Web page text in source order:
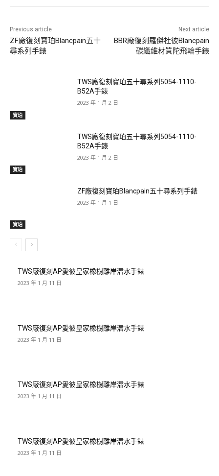
Previous article
ZF廠復刻寶珀Blancpain五十
尋系列手錶
Next article
BBR廠復刻羅傑杜彼Blancpain
碳纖維材質陀飛輪手錶
寶珀
TWS廠復刻寶珀五十尋系列5054-1110-
B52A手錶
2023 年 1 月 2 日
寶珀
TWS廠復刻寶珀五十尋系列5054-1110-
B52A手錶
2023 年 1 月 2 日
寶珀
ZF廠復刻寶珀Blancpain五十尋系列手錶
2023 年 1 月 1 日
TWS廠復刻AP愛彼皇家橡樹離岸潜水手錶
2023 年 1 月 11 日
TWS廠復刻AP愛彼皇家橡樹離岸潜水手錶
2023 年 1 月 11 日
TWS廠復刻AP愛彼皇家橡樹離岸潜水手錶
2023 年 1 月 11 日
TWS廠復刻AP愛彼皇家橡樹離岸潜水手錶
2023 年 1 月 11 日